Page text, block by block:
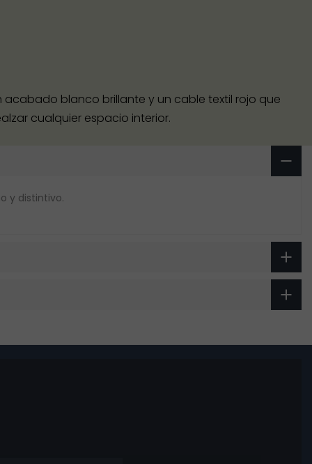
acabado blanco brillante y un cable textil rojo que
cualquier espacio interior.
y distintivo.